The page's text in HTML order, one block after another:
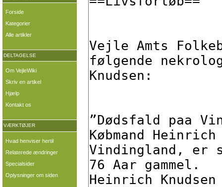
Forside
Kategorier
Alle artikler
DELTAGELSE
Om VejleWiki
Skriv en artikel
Hjælp
Kontakt os
VÆRKTØJER
Hvad henviser hertil
Relaterede ændringer
Specialsider
Oplysninger om siden